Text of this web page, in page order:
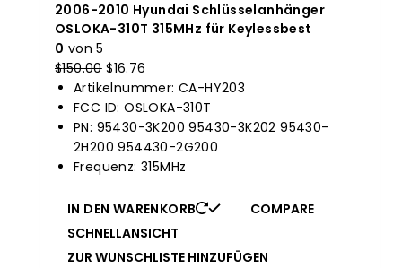
2006-2010 Hyundai Schlüsselanhänger
OSLOKA-310T 315MHz für Keylessbest
0 von 5
$150.00 Der
Originalpreis
war:
$150.00.
$16.76
aktuelle
Preis
ist:
$16.76.
Artikelnummer: CA-HY203
FCC ID: OSLOKA-310T
PN: 95430-3K200 95430-3K202 95430-
2H200 954430-2G200
Frequenz: 315MHz
IN DEN WARENKORB
COMPARE
SCHNELLANSICHT
ZUR WUNSCHLISTE HINZUFÜGEN